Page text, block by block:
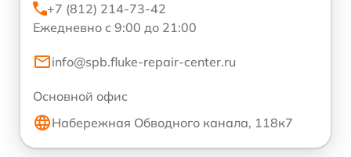
+7 (812) 214-73-42
Ежедневно с 9:00 до 21:00
info@spb.fluke-repair-center.ru
Основной офис
Набережная Обводного канала, 118к7